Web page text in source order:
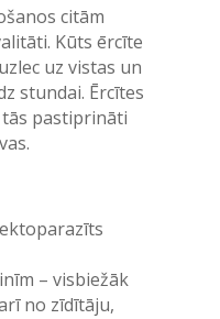
citām
Kūts ērcīte
uz vistas un
stundai. Ērcītes
pastiprināti
– visbiežāk
no zīdītāju,